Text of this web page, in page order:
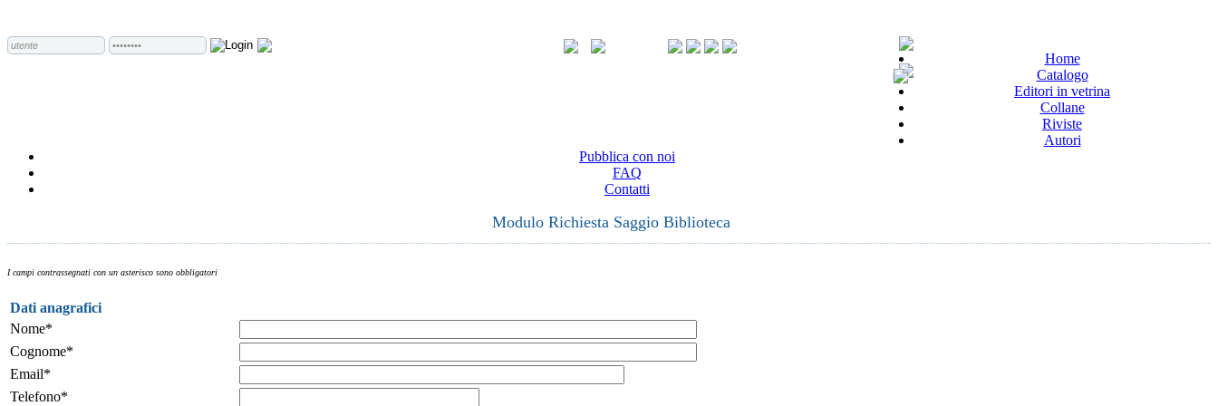
Home
Catalogo
Editori in vetrina
Collane
Riviste
Autori
Pubblica con noi
FAQ
Contatti
Modulo Richiesta Saggio Biblioteca
I campi contrassegnati con un asterisco sono obbligatori
Dati anagrafici
Nome*
Cognome*
Email*
Telefono*